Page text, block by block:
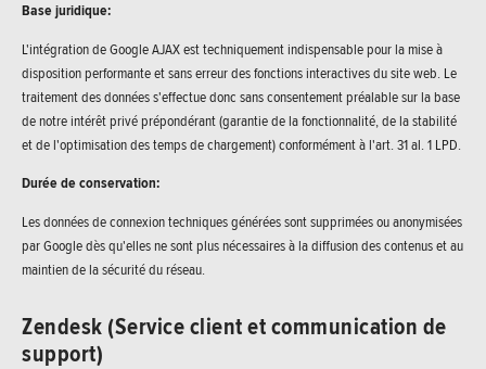
Base juridique:
L'intégration de Google AJAX est techniquement indispensable pour la mise à
disposition performante et sans erreur des fonctions interactives du site web. Le
traitement des données s'effectue donc sans consentement préalable sur la base
de notre intérêt privé prépondérant (garantie de la fonctionnalité, de la stabilité
et de l'optimisation des temps de chargement) conformément à l'art. 31 al. 1 LPD.
Durée de conservation:
Les données de connexion techniques générées sont supprimées ou anonymisées
par Google dès qu'elles ne sont plus nécessaires à la diffusion des contenus et au
maintien de la sécurité du réseau.
Zendesk (Service client et communication de
support)